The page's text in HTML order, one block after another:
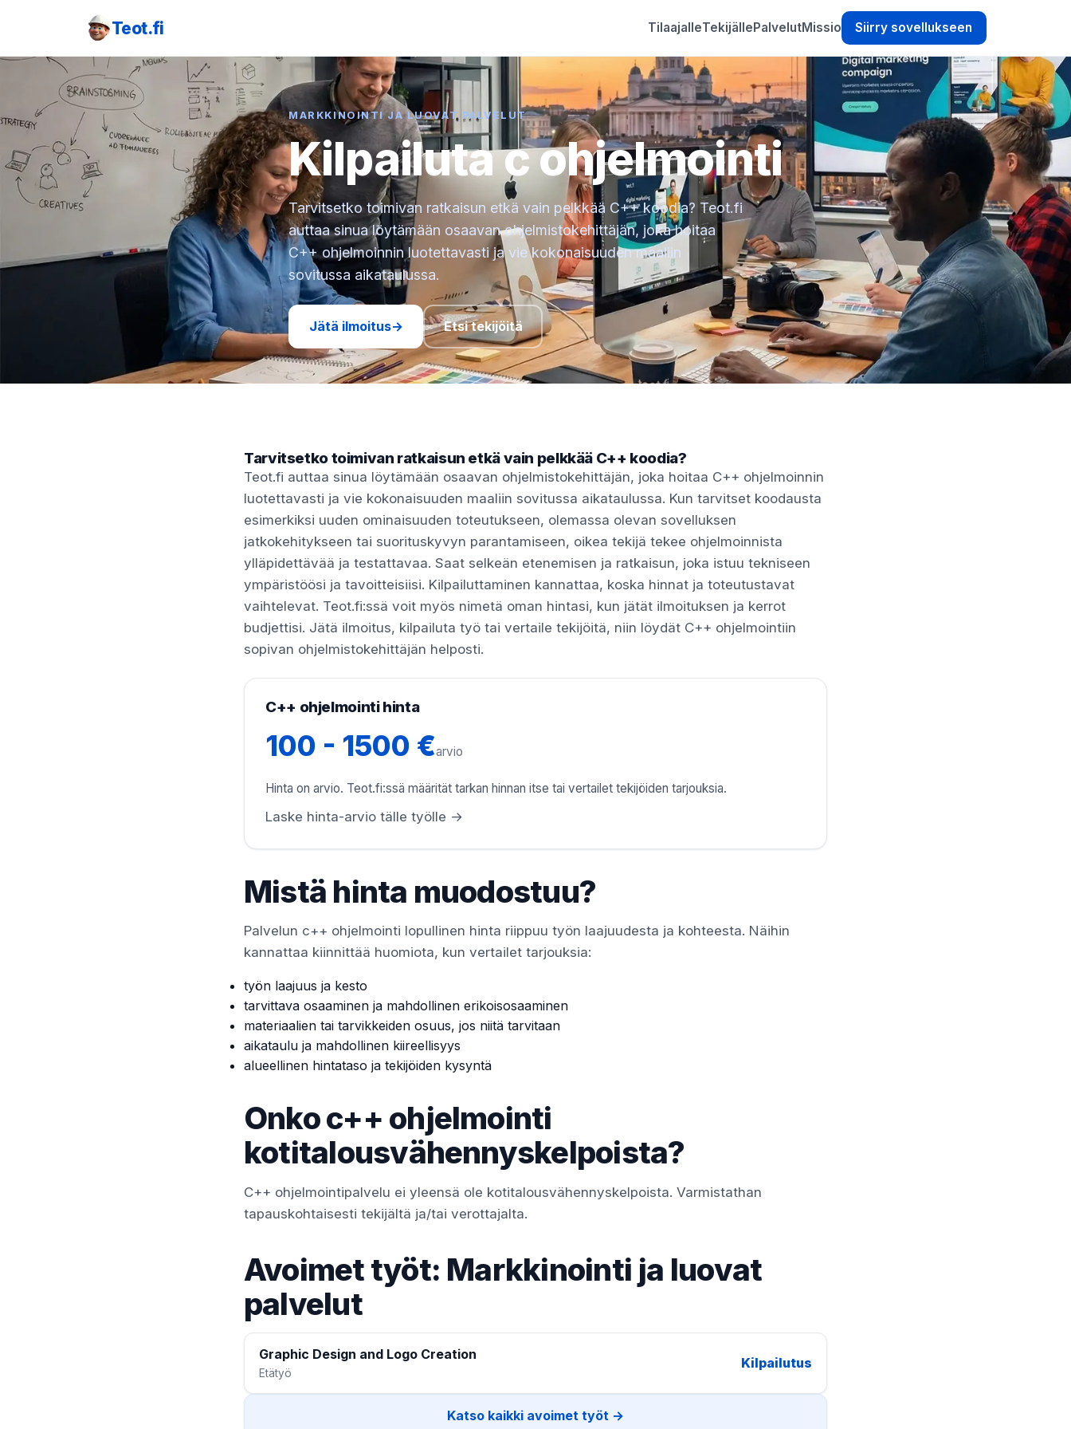
Teot.fi TilaajalleTekijällePalvelutMissio Siirry sovellukseen
MARKKINOINTI JA LUOVAT PALVELUT
Kilpailuta c ohjelmointi
Tarvitsetko toimivan ratkaisun etkä vain pelkkää C++ koodia? Teot.fi
auttaa sinua löytämään osaavan ohjelmistokehittäjän, joka hoitaa
C++ ohjelmoinnin luotettavasti ja vie kokonaisuuden maaliin
sovitussa aikataulussa.
Jätä ilmoitus→ Etsi tekijöitä
Tarvitsetko toimivan ratkaisun etkä vain pelkkää C++ koodia?
Teot.fi auttaa sinua löytämään osaavan ohjelmistokehittäjän, joka hoitaa C++ ohjelmoinnin
luotettavasti ja vie kokonaisuuden maaliin sovitussa aikataulussa. Kun tarvitset koodausta
esimerkiksi uuden ominaisuuden toteutukseen, olemassa olevan sovelluksen
jatkokehitykseen tai suorituskyvyn parantamiseen, oikea tekijä tekee ohjelmoinnista
ylläpidettävää ja testattavaa. Saat selkeän etenemisen ja ratkaisun, joka istuu tekniseen
ympäristöösi ja tavoitteisiisi. Kilpailuttaminen kannattaa, koska hinnat ja toteutustavat
vaihtelevat. Teot.fi:ssä voit myös nimetä oman hintasi, kun jätät ilmoituksen ja kerrot
budjettisi. Jätä ilmoitus, kilpailuta työ tai vertaile tekijöitä, niin löydät C++ ohjelmointiin
sopivan ohjelmistokehittäjän helposti.
C++ ohjelmointi hinta
100 - 1500 €arvio
Hinta on arvio. Teot.fi:ssä määrität tarkan hinnan itse tai vertailet tekijöiden tarjouksia.
Laske hinta-arvio tälle työlle →
Mistä hinta muodostuu?
Palvelun c++ ohjelmointi lopullinen hinta riippuu työn laajuudesta ja kohteesta. Näihin
kannattaa kiinnittää huomiota, kun vertailet tarjouksia:
työn laajuus ja kesto
tarvittava osaaminen ja mahdollinen erikoisosaaminen
materiaalien tai tarvikkeiden osuus, jos niitä tarvitaan
aikataulu ja mahdollinen kiireellisyys
alueellinen hintataso ja tekijöiden kysyntä
Onko c++ ohjelmointi
kotitalousvähennyskelpoista?
C++ ohjelmointipalvelu ei yleensä ole kotitalousvähennyskelpoista. Varmistathan
tapauskohtaisesti tekijältä ja/tai verottajalta.
Avoimet työt: Markkinointi ja luovat
palvelut
Graphic Design and Logo Creation
Etätyö
Kilpailutus
Katso kaikki avoimet työt →